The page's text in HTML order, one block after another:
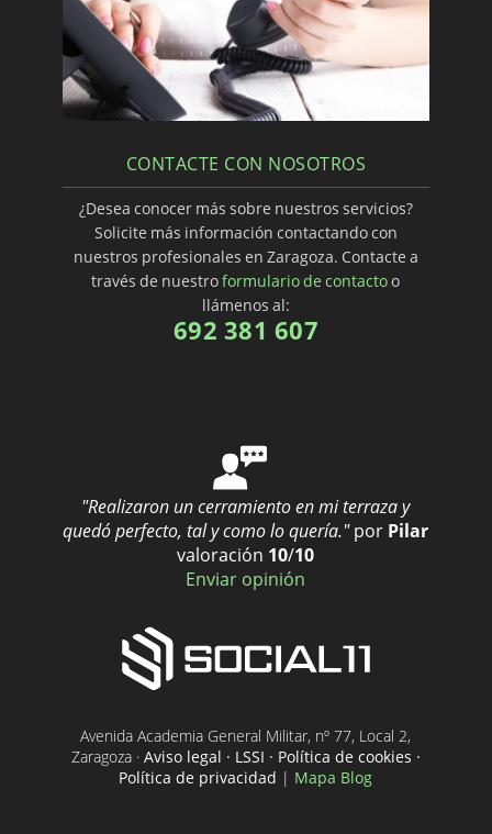
CONTACTE CON NOSOTROS
¿Desea conocer más sobre nuestros servicios?
Solicite más información contactando con
nuestros profesionales en Zaragoza. Contacte a
través de nuestroformulario de contactoo
llámenos al:
692 381 607
"Realizaron un cerramiento en mi terraza y
quedó perfecto, tal y como lo quería." por Pilar
valoración 10/10
Enviar opinión
Avenida Academia General Militar, nº 77, Local 2,
Zaragoza · Aviso legal · LSSI · Política de cookies ·
Política de privacidad | Mapa Blog